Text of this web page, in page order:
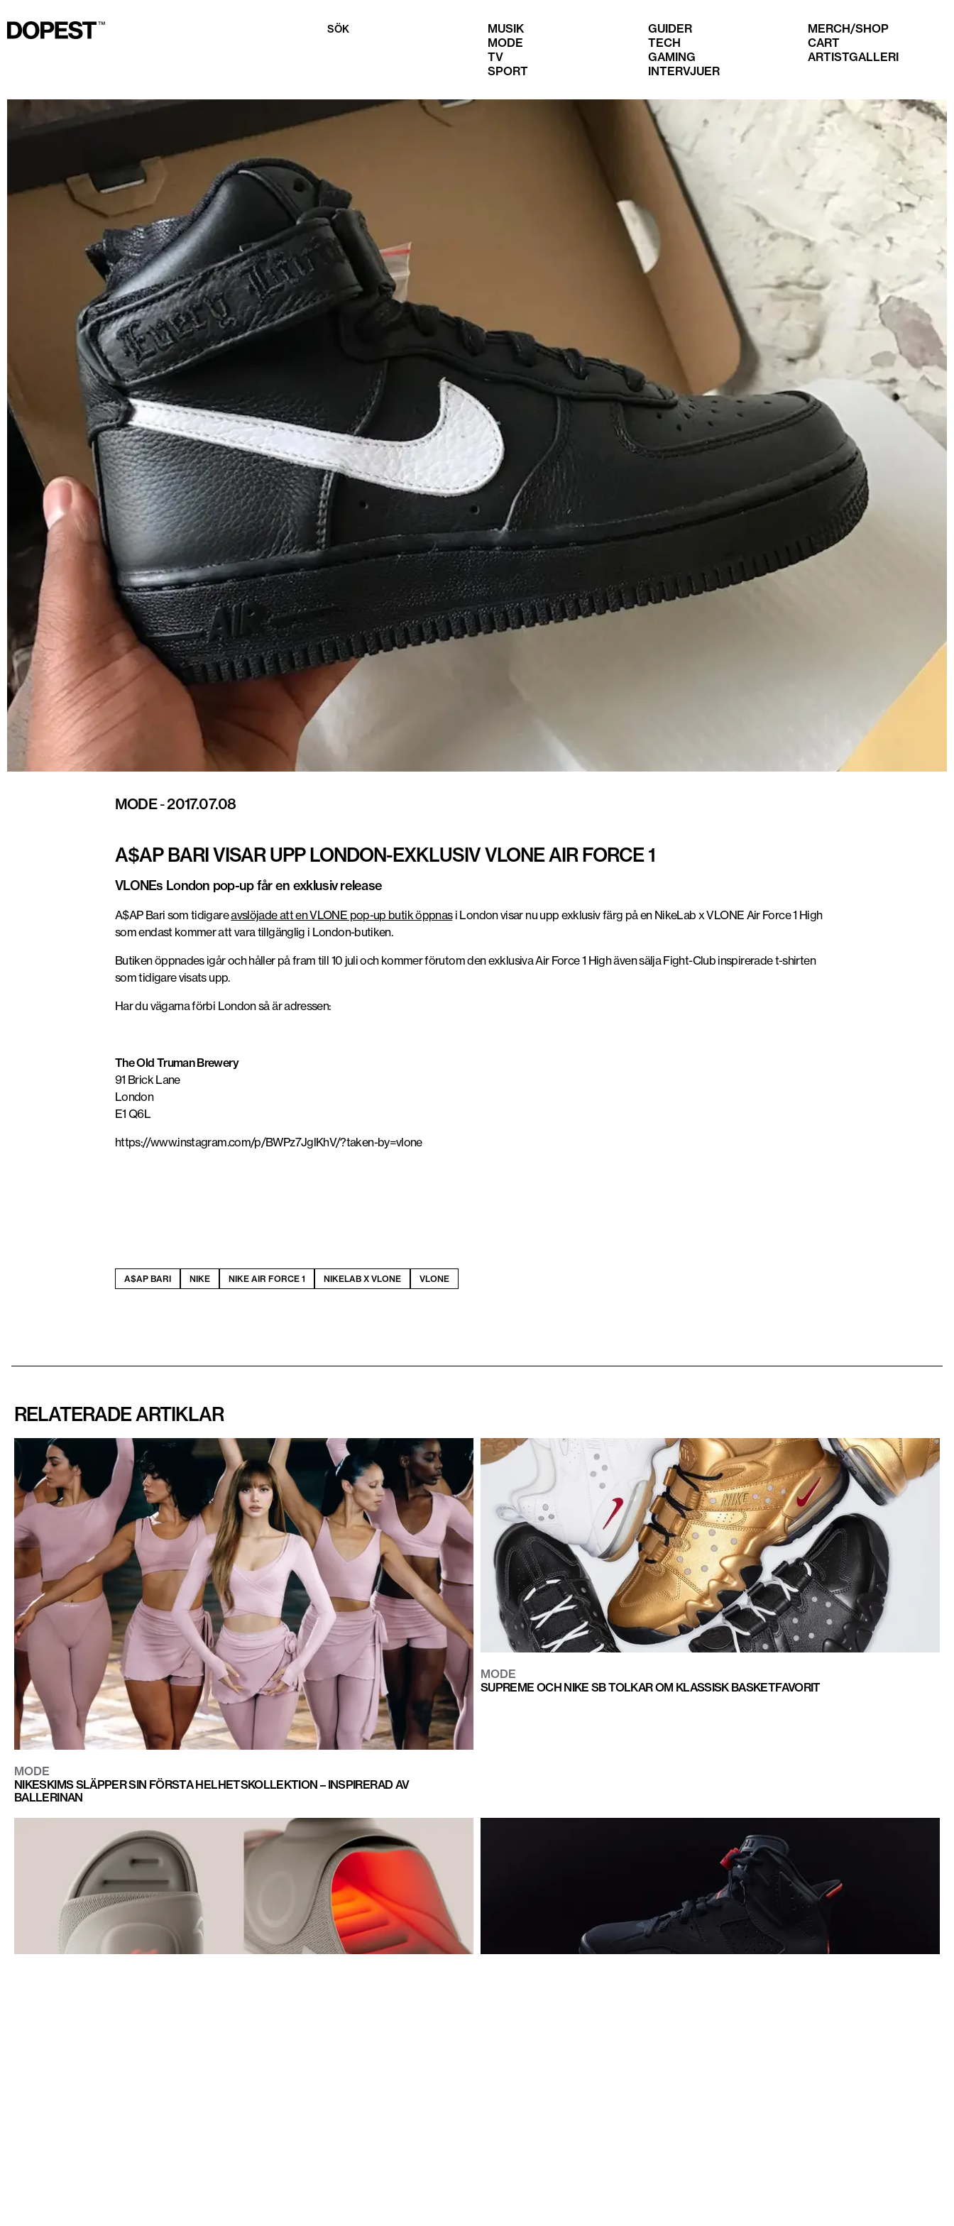
SÖK
MUSIK
MODE
TV
SPORT
GUIDER
TECH
GAMING
INTERVJUER
MERCH/SHOP
CART
ARTISTGALLERI
MODE-2017.07.08
A$AP BARI VISAR UPP LONDON-EXKLUSIV VLONE AIR FORCE 1
VLONEs London pop-up får en exklusiv release
A$AP Bari som tidigareavslöjade att en VLONE pop-up butik öppnasi London visar nu upp exklusiv färg på en NikeLab x VLONE Air Force 1 High
som endast kommer att vara tillgänglig i London-butiken.
Butiken öppnades igår och håller på fram till 10 juli och kommer förutom den exklusiva Air Force 1 High även sälja Fight-Club inspirerade t-shirten
som tidigare visats upp.
Har du vägarna förbi London så är adressen:
The Old Truman Brewery
91 Brick Lane
London
E1 Q6L
https://www.instagram.com/p/BWPz7JglKhV/?taken-by=vlone
A$AP BARI NIKE NIKE AIR FORCE 1 NIKELAB X VLONE VLONE
RELATERADE ARTIKLAR
MODE
NIKESKIMS SLÄPPER SIN FÖRSTA HELHETSKOLLEKTION – INSPIRERAD AV
BALLERINAN
MODE
SUPREME OCH NIKE SB TOLKAR OM KLASSISK BASKETFAVORIT